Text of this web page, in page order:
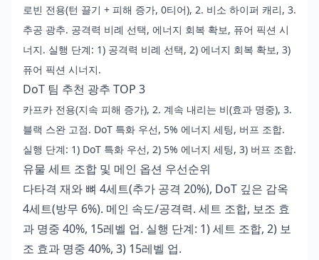
로빈 전용(턴 끌기 + 피해 증가, 0티어), 2. 비소 하이퍼 캐리, 3.
추공 광추. 공격력 비례 선택, 에너지 회복 확보, 퓨어 픽션 시
너지. 실행 단계: 1) 공격력 비례 선택, 2) 에너지 회복 확보, 3)
퓨어 픽션 시너지.
DoT 팀 추천 광추 TOP 3
카프카 전용(지속 피해 증가), 2. 계속 내리는 비(효과 명중), 3.
블랙 스완 고점. DoT 특화 우선, 5% 에너지 세팅, 버프 조합.
실행 단계: 1) DoT 특화 우선, 2) 5% 에너지 세팅, 3) 버프 조합.
유물 세트 조합 및 메인 옵션 우선순위
다타격 재와 뼈 4세트(추가 공격 20%), DoT 깊은 감옥
4세트(방무 6%). 메인 속도/공격력. 세트 조합, 보조 효
과 명중 40%, 15레벨 업. 실행 단계: 1) 세트 조합, 2) 보
조 효과 명중 40%, 3) 15레벨 업.